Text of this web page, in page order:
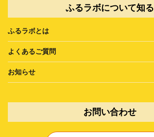
ふるラボについて知る
ふるラボとは
よくあるご質問
お知らせ
お問い合わせ